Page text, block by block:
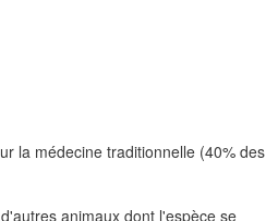
la médecine traditionnelle (40% des
animaux dont l'espèce se